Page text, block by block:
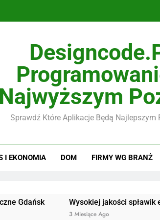
Najwyższym
Sprawdź Które Aplikacje Będą Najlepszym
I EKONOMIA DOM FIRMY WG BRANŻ
Wysokiej jakości spławik
3 Miesiące Ago